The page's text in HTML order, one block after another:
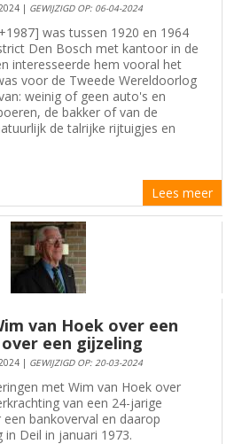
| GEWIJZIGD OP: 06-04-2024
was tussen 1920 en 1964
Den Bosch met kantoor in de
interesseerde hem vooral het
voor de Tweede Wereldoorlog
weinig of geen auto's en
de bakker of van de
de talrijke rijtuigjes en
Lees meer
van Hoek over een
een gijzeling
| GEWIJZIGD OP: 20-03-2024
met Wim van Hoek over
van een 24-jarige
bankoverval en daarop
Deil in januari 1973.